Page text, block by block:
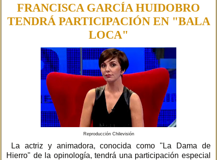
FRANCISCA GARCÍA HUIDOBRO
TENDRÁ PARTICIPACIÓN EN "BALA
LOCA"
Reproducción Chilevisión
La actriz y animadora, conocida como "La Dama de
Hierro" de la opinología, tendrá una participación especial